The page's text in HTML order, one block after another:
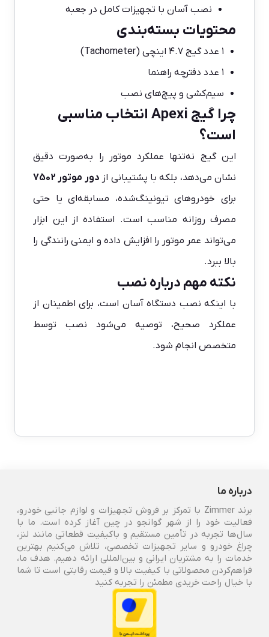
نصب آسان با تجهیزات کامل در جعبه
محتویات بسته‌بندی
۱ عدد گیج ۴.۷ اینچی (Tachometer)
۱ عدد دفترچه راهنما
سیم‌کشی و پیچ‌های نصب
چرا گیج Apexi انتخاب مناسبی
است؟
این گیج نه‌تنها عملکرد موتور را به‌صورت دقیق
نشان می‌دهد، بلکه با پشتیبانی از دور موتور 7502
برای خودروهای تیونینگ‌شده، مسابقه‌ای یا حتی
مصرف روزانه مناسب است. استفاده از این ابزار
می‌تواند عمر موتور را افزایش داده و ایمنی رانندگی را
بالا ببرد.
نکته مهم درباره نصب
با اینکه نصب دستگاه آسان است، برای اطمینان از
عملکرد صحیح، توصیه می‌شود نصب توسط
متخصص انجام شود.
درباره ما
برند Zimmer با تمرکز بر فروش تجهیزات و لوازم جانبی خودرو،
فعالیت خود را از شهر گوانجو در چین آغاز کرده است. ما با
سال‌ها تجربه در تأمین مستقیم و باکیفیت قطعاتی مانند لنز،
چراغ خودرو و سایر تجهیزات تخصصی، تلاش می‌کنیم بهترین
خدمات را به مشتریان ایرانی و بین‌المللی ارائه دهیم. هدف ما،
فراهم‌کردن محصولاتی با کیفیت بالا و قیمت رقابتی است تا شما
با خیال راحت خریدی مطمئن را تجربه کنید